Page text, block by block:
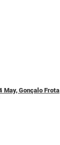
May, Gonçalo Frota